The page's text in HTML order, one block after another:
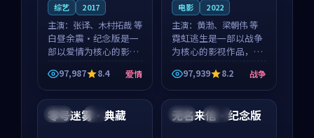
综艺 2017
主演： 张译、木村拓哉 等
白昼余震·纪念版是一
部以爱情为核心的影视
作品，围绕危机、反转
与人物成长展开，整体
节奏紧凑，值得推荐观
看。
97,987 8.4 爱情
电影 2022
主演： 黄渤、梁朝伟 等
霓虹逃生是一部以战争
为核心的影视作品，围
绕危机、反转与人物成
长展开，整体节奏紧
凑，值得推荐观看。
97,939 8.2 战争
中国 4K
零号迷雾·典藏 中国 独播
无名来信·纪念版